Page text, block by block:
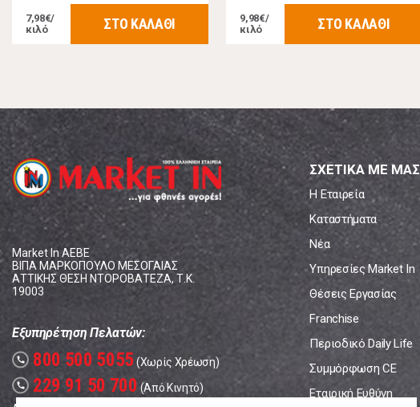
7,98€/
κιλό
ΣΤΟ ΚΑΛΑΘΙ
9,98€/
κιλό
ΣΤΟ ΚΑΛΑΘΙ
Market In ΑΕΒΕ
ΒΙΠΑ ΜΑΡΚΟΠΟΥΛΟ ΜΕΣΟΓΑΙΑΣ
ΑΤΤΙΚΗΣ ΘΕΣΗ ΝΤΟΡΟΒΑΤΕΖΑ, Τ.Κ.
19003
Εξυπηρέτηση Πελατών:
call 800 500 5055 (Χωρίς Χρέωση)
call 229 91 50 700 (Από Κινητό)
ΣΧΕΤΙΚΑ ΜΕ ΜΑΣ
Η Εταιρεία
Καταστήματα
Νέα
Υπηρεσίες Market In
Θέσεις Εργασίας
Franchise
Περιοδικό Daily Life
Συμμόρφωση CE
Εταιρική Ευθύνη